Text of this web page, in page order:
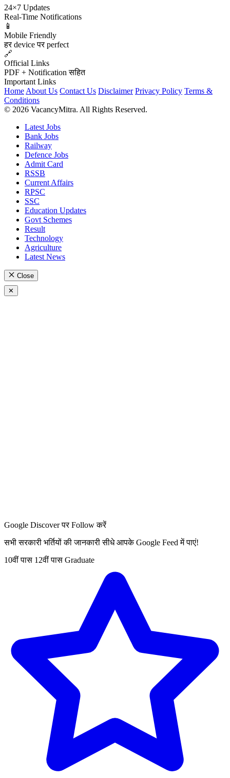
24×7 Updates
Real-Time Notifications
📱
Mobile Friendly
हर device पर perfect
🔗
Official Links
PDF + Notification सहित
Important Links
Home About Us Contact Us Disclaimer Privacy Policy Terms &
Conditions
© 2026 VacancyMitra. All Rights Reserved.
Latest Jobs
Bank Jobs
Railway
Defence Jobs
Admit Card
RSSB
Current Affairs
RPSC
SSC
Education Updates
Govt Schemes
Result
Technology
Agriculture
Latest News
Close
✕
Google Discover पर Follow करें
सभी सरकारी भर्तियों की जानकारी सीधे आपके Google Feed में पाएं!
10वीं पास 12वीं पास Graduate